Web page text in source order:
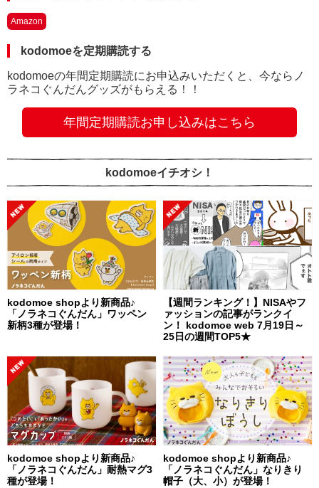
Amazon
kodomoeを定期購読する
kodomoeの年間定期購読にお申込みいただくと、今ならノ
ラネコぐんだんグッズがもらえる！！
年間定期購読お申し込みはこちら
kodomoeイチオシ！
kodomoe shopより新商品♪
「ノラネコぐんだん」ワッペン
新柄3種が登場！
【週間ランキング！】NISAやフ
ァッションの記事がランクイ
ン！ kodomoe web 7月19日～
25日の週間TOP5★
kodomoe shopより新商品♪
「ノラネコぐんだん」耐熱マグ3
種が登場！
kodomoe shopより新商品♪
「ノラネコぐんだん」なりきり
帽子（大、小）が登場！